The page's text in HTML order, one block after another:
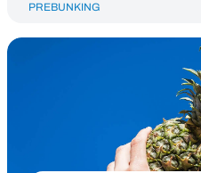
PREBUNKING